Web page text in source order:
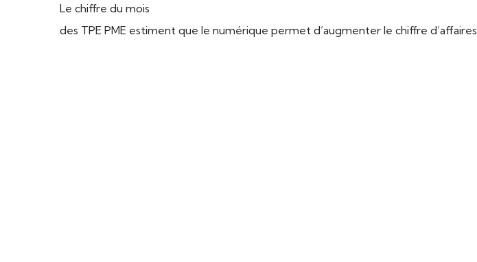
Le chiffre du mois
des TPE PME estiment que le numérique permet d’augmenter le chiffre d’affaires